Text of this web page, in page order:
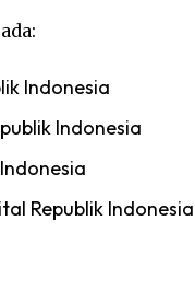
Indonesia
Indonesia
Republik Indonesia